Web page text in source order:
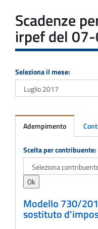
Scadenze
irpef del
Seleziona il mese:
Adempimento
Adempimento
Scelta per contribuente:
Modello 730/
sostituto